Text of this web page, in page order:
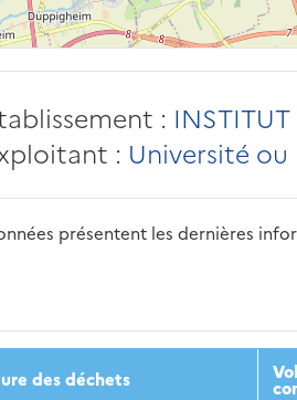
: INSTITUT
: Université
présentent les dernières
2014 2015
des déchets